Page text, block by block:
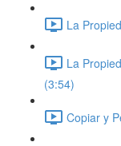
La
La
(3:54)
Copiar y